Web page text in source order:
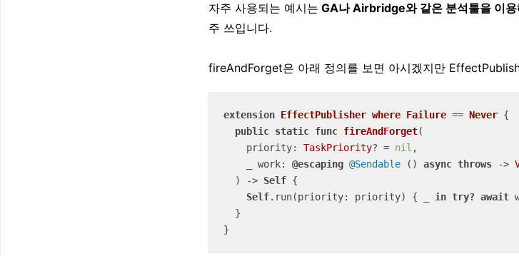
자주 사용되는 예시는 GA나 Airbridge와 같은 분석툴을 이
주 쓰입니다.
fireAndForget은 아래 정의를 보면 아시겠지만
extension EffectPublisher where Failure == Never {
public static func fireAndForget(
priority: TaskPriority? = nil ,
work: @escaping @Sendable () async throws ->
  )
-> Self {
Self.run(priority: priority) { in try? await
}